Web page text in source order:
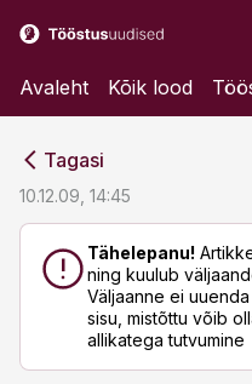
Avaleht Kõik lood
Tagasi
10.12.09, 14:45
Tähelepanu!
ning kuulub
Väljaanne ei
sisu, mistõttu võib
allikatega tutvumine